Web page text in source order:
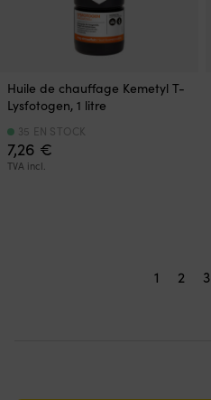
Huile de chauffage Kemetyl T-
Lysfotogen, 1 litre
7,26 €
TVA incl.
35 EN STOCK
1 2 3